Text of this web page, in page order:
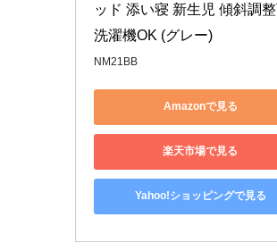
ッド 添い寝 新生児 傾斜調
洗濯機OK (グレー)
NM21BB
Amazonで見る
楽天市場で見る
Yahoo!ショッピングで見る